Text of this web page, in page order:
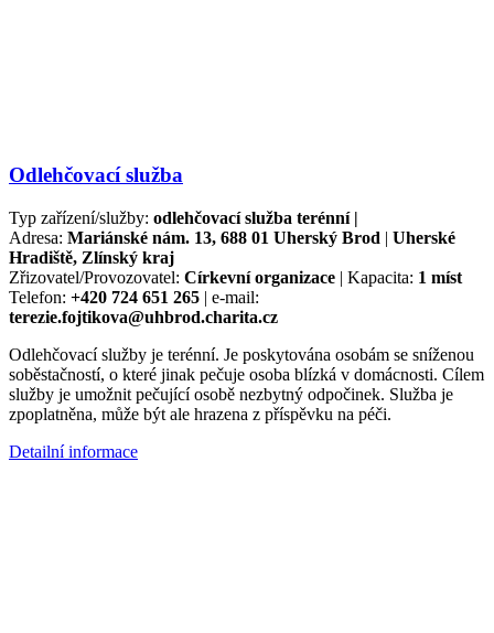
Odlehčovací služba
Typ zařízení/služby: odlehčovací služba terénní |
Adresa: Mariánské nám. 13, 688 01 Uherský Brod | Uherské
Hradiště, Zlínský kraj
Zřizovatel/Provozovatel: Církevní organizace | Kapacita: 1 míst
Telefon: +420 724 651 265 | e-mail:
terezie.fojtikova@uhbrod.charita.cz
Odlehčovací služby je terénní. Je poskytována osobám se sníženou
soběstačností, o které jinak pečuje osoba blízká v domácnosti. Cílem
služby je umožnit pečující osobě nezbytný odpočinek. Služba je
zpoplatněna, může být ale hrazena z příspěvku na péči.
Detailní informace